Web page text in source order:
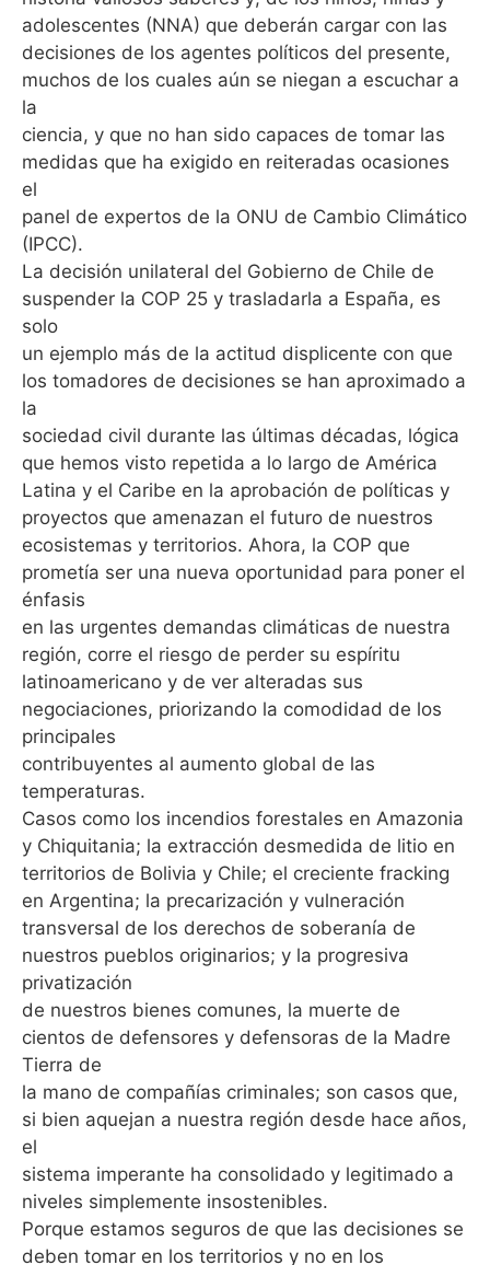
adolescentes (NNA) que deberán cargar con las
decisiones de los agentes políticos del presente,
muchos de los cuales aún se niegan a escuchar a
la
ciencia, y que no han sido capaces de tomar las
medidas que ha exigido en reiteradas ocasiones
el
panel de expertos de la ONU de Cambio Climático
(IPCC).
La decisión unilateral del Gobierno de Chile de
suspender la COP 25 y trasladarla a España, es
solo
un ejemplo más de la actitud displicente con que
los tomadores de decisiones se han aproximado a
la
sociedad civil durante las últimas décadas, lógica
que hemos visto repetida a lo largo de América
Latina y el Caribe en la aprobación de políticas y
proyectos que amenazan el futuro de nuestros
ecosistemas y territorios. Ahora, la COP que
prometía ser una nueva oportunidad para poner el
énfasis
en las urgentes demandas climáticas de nuestra
región, corre el riesgo de perder su espíritu
latinoamericano y de ver alteradas sus
negociaciones, priorizando la comodidad de los
principales
contribuyentes al aumento global de las
temperaturas.
Casos como los incendios forestales en Amazonia
y Chiquitania; la extracción desmedida de litio en
territorios de Bolivia y Chile; el creciente fracking
en Argentina; la precarización y vulneración
transversal de los derechos de soberanía de
nuestros pueblos originarios; y la progresiva
privatización
de nuestros bienes comunes, la muerte de
cientos de defensores y defensoras de la Madre
Tierra de
la mano de compañías criminales; son casos que,
si bien aquejan a nuestra región desde hace años,
el
sistema imperante ha consolidado y legitimado a
niveles simplemente insostenibles.
Porque estamos seguros de que las decisiones se
deben tomar en los territorios y no en los